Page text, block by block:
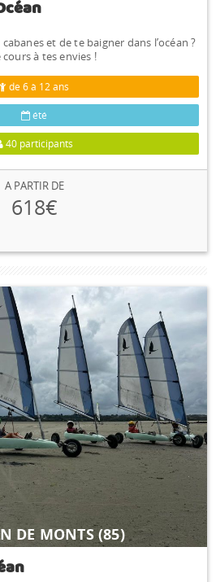
et de te baigner dans l’océan ?
à tes envies !
de 6 à 12 ans
été
40 participants
A PARTIR DE
618€
DE MONTS (85)